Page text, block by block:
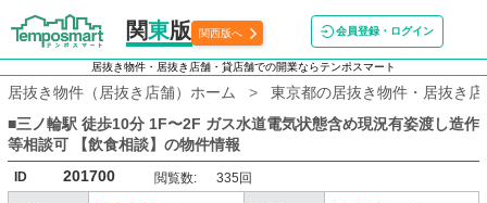
関東版 関西版へ 会員登録・ログイン
居抜き物件・居抜き店舗・貸店舗での開業ならテンポスマート
居抜き物件（居抜き店舗）ホーム
東京都の居抜き物件・居抜き
■三ノ輪駅 徒歩10分 1F〜2F ガス水道電気状態含め現況有姿渡し造作
等相談可 【飲食相談】 の物件情報
ID 201700 閲覧数: 335回